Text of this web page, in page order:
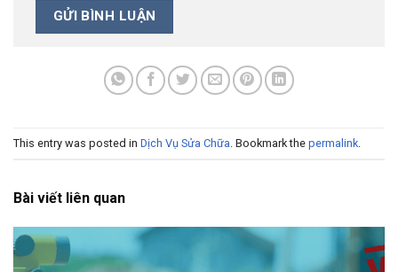
This entry was posted in Dịch Vụ Sửa Chữa . Bookmark the permalink
Bài viết liên quan